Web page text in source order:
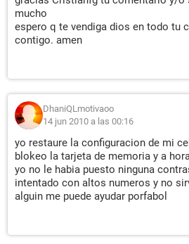
mucho
espero q te vendiga dios en todo tu
contigo. amen
DhaniQLmotivaoo
14 jun 2010 a las 00:16
yo restaure la configuracion de mi
blokeo la tarjeta de memoria y a
yo no le habia puesto ninguna
intentado con altos numeros y no
alguin me puede ayudar porfabol